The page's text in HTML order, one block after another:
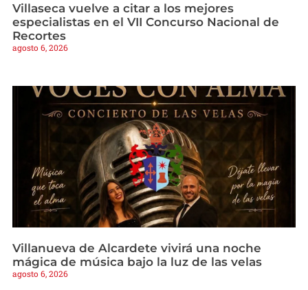
Villaseca vuelve a citar a los mejores
especialistas en el VII Concurso Nacional de
Recortes
agosto 6, 2026
Villanueva de Alcardete vivirá una noche
mágica de música bajo la luz de las velas
agosto 6, 2026